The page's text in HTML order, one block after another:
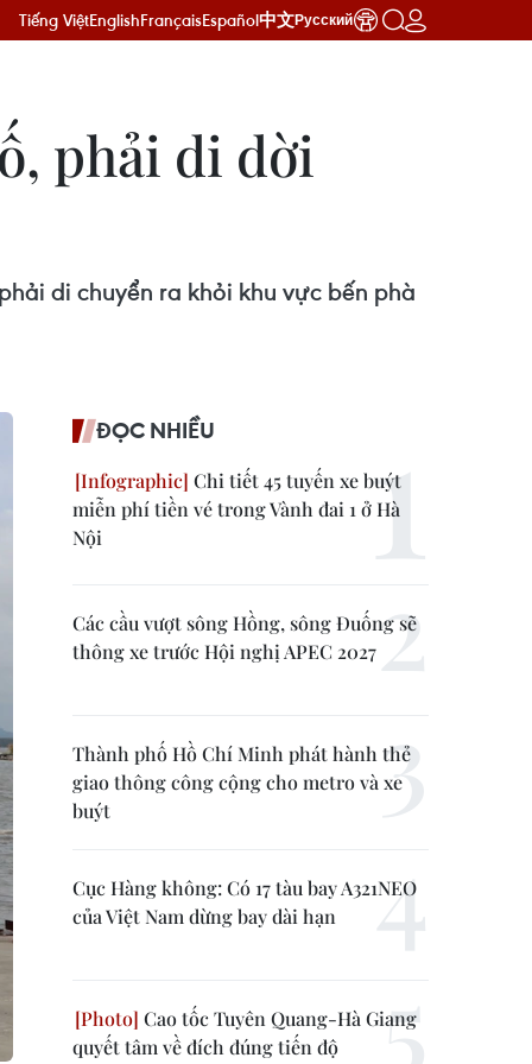
Tiếng ViệtEnglishFrançaisEspañol中文Русский
phải di dời
di chuyển ra khỏi khu vực bến phà
ĐỌC NHIỀU
Chi tiết 45 tuyến xe buýt
miễn phí tiền vé trong Vành đai 1 ở Hà
Nội
Các cầu vượt sông Hồng, sông Đuống sẽ
thông xe trước Hội nghị APEC 2027
Thành phố Hồ Chí Minh phát hành thẻ
giao thông công cộng cho metro và xe
buýt
Cục Hàng không: Có 17 tàu bay A321NEO
của Việt Nam dừng bay dài hạn
Cao tốc Tuyên Quang-Hà Giang
quyết tâm về đích đúng tiến độ